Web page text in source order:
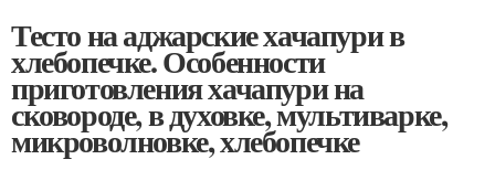
Тесто на аджарские хачапури в
хлебопечке. Особенности
приготовления хачапури на
сковороде, в духовке, мультиварке,
микроволновке, хлебопечке